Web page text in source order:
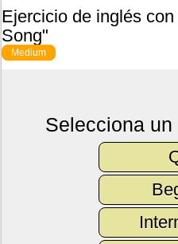
Ejercicio de inglés
Song"
Medium
Selecciona